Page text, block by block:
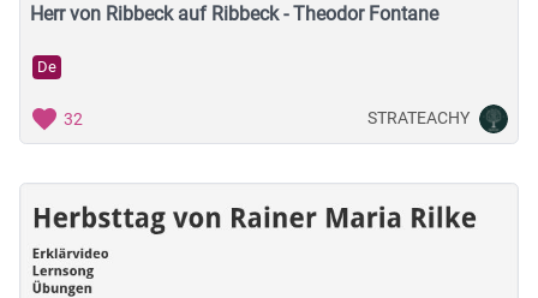
Herr von Ribbeck auf Ribbeck - Theodor Fontane
De
32 STRATEACHY